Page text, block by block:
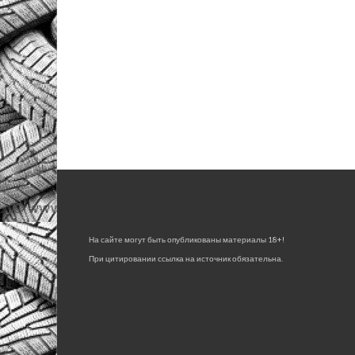
На сайте могут быть опубликованы материалы 18+!
При цитировании ссылка на источник обязательна.